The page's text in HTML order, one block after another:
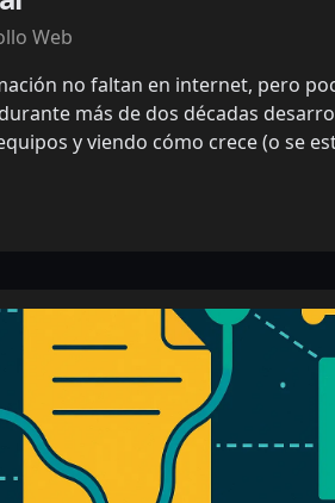
Web
no faltan en internet, pero
más de dos décadas
y viendo cómo crece (o se